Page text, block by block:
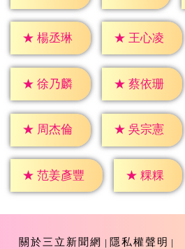
★ 楊丞琳 ★ 王心凌
★ 徐乃麟 ★ 蔡依珊
★ 周杰倫 ★ 吳宗憲
★ 范姜彥豐 ★ 粿粿
關於三立新聞網
隱私權聲明